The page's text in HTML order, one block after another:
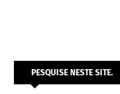
PESQUISE NESTE SITE.